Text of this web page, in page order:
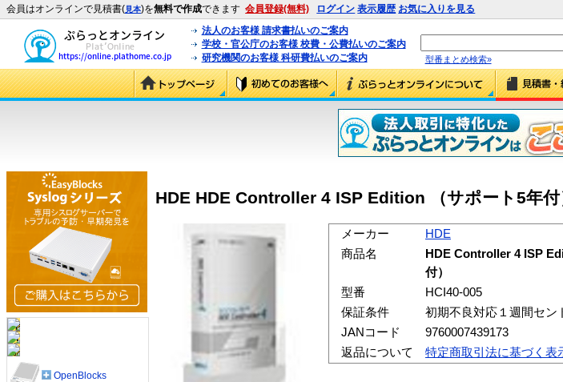
会員はオンラインで見積書(見本)を無料で作成できます 会員登録(無料) ログイン 表示履歴 お気に入りを見る
法人のお客様 請求書払いのご案内
学校・官公庁のお客様 校費・公費払いのご案内
研究機関のお客様 科研費払いのご案内
型番まとめ検索»
HDE HDE Controller 4 ISP Edition （サポート5年付
メーカー
HDE
商品名
HDE Controller 4 ISP
付）
型番
HCI40-005
保証条件
初期不良対応１週間セン
JANコード
9760007439173
返品について
特定商取引法に基づく表
OpenBlocks